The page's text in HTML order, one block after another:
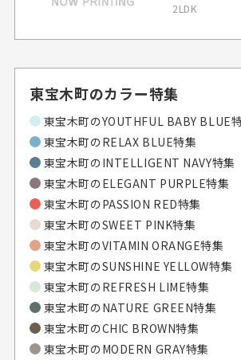
2LDK
東宝木町のカラー特集
東宝木町のYOUTHFUL BABY BLUE
東宝木町のRELAX BLUE特集
東宝木町のINTELLIGENT NAVY特集
東宝木町のELEGANT PURPLE特集
東宝木町のPASSION RED特集
東宝木町のSWEET PINK特集
東宝木町のVITAMIN ORANGE特集
東宝木町のSUNSHINE YELLOW特集
東宝木町のREFRESH LIME特集
東宝木町のNATURE GREEN特集
東宝木町のCHIC BROWN特集
東宝木町のMODERN GRAY特集